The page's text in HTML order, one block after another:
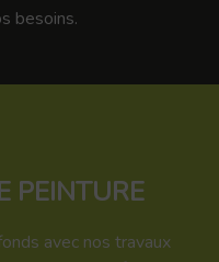
besoins.
PEINTURE
avec nos travaux